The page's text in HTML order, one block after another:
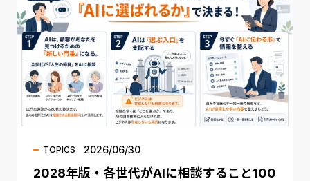
TOPICS 2026/06/30
2028年版・各世代がAIに相談すること100